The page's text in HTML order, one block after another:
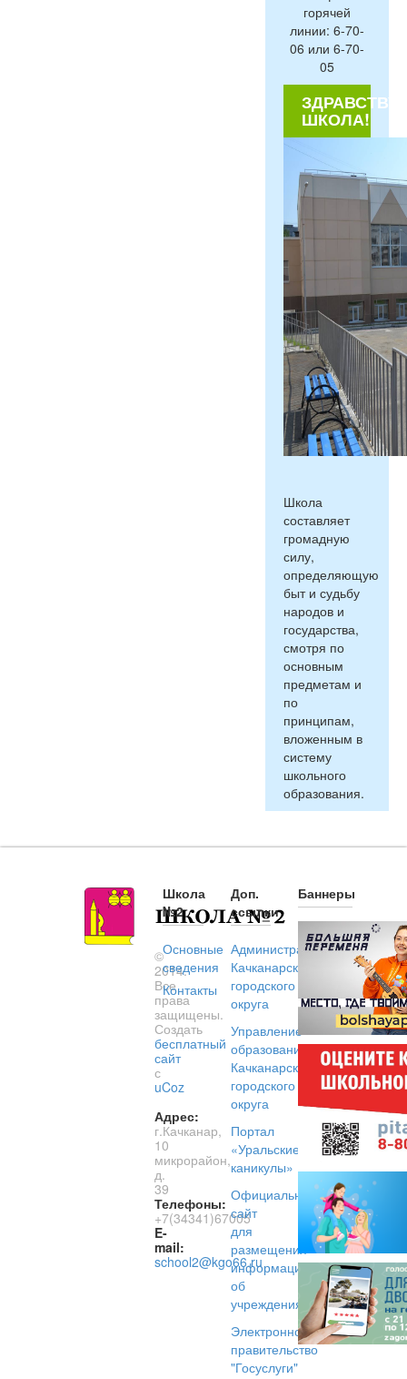
горячей
линии: 6-70-
06 или 6-70-
05
ШКОЛА!
Школа
составляет
громадную
силу,
определяющую
быт и судьбу
народов и
государства,
смотря по
основным
предметам и
по
принципам,
вложенным в
систему
школьного
образования.
©
2014.
Все
права
защищены.
Создать
бесплатный
сайт
с
uCoz
Адрес:
г.Качканар,
10
микрорайон,
д.
39
Телефоны:
+7(34341)67005
E-
mail:
school2@kgo66.ru
Школа
№2
Основные
сведения
Контакты
Доп.
ссылки
Администрация
Качканарского
городского
округа
Управление
образованием
Качканарского
городского
округа
Портал
«Уральские
каникулы»
Официальный
сайт
для
размещения
информации
об
учреждениях
Электронное
правительство
"Госуслуги"
Баннеры